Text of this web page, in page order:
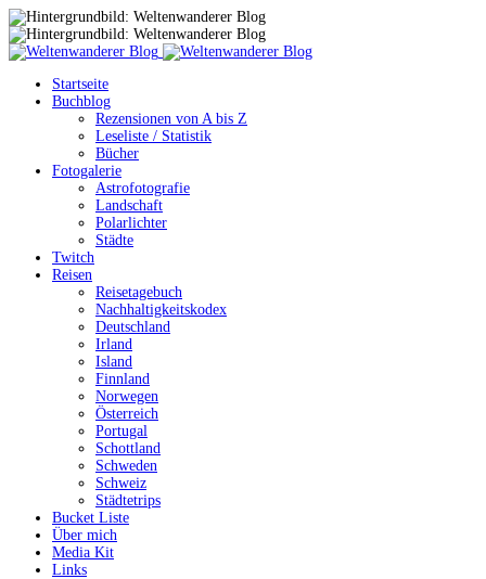
Startseite
Buchblog
Rezensionen von A bis Z
Leseliste / Statistik
Bücher
Fotogalerie
Astrofotografie
Landschaft
Polarlichter
Städte
Twitch
Reisen
Reisetagebuch
Nachhaltigkeitskodex
Deutschland
Irland
Island
Finnland
Norwegen
Österreich
Portugal
Schottland
Schweden
Schweiz
Städtetrips
Bucket Liste
Über mich
Media Kit
Links